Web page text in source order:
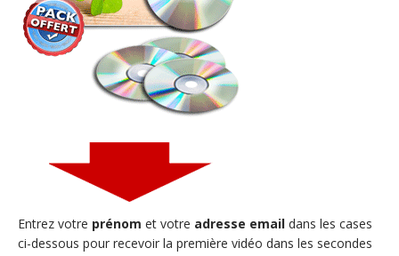
Entrez votre prénom et votre adresse email dans les cases
ci-dessous pour recevoir la première vidéo dans les secondes